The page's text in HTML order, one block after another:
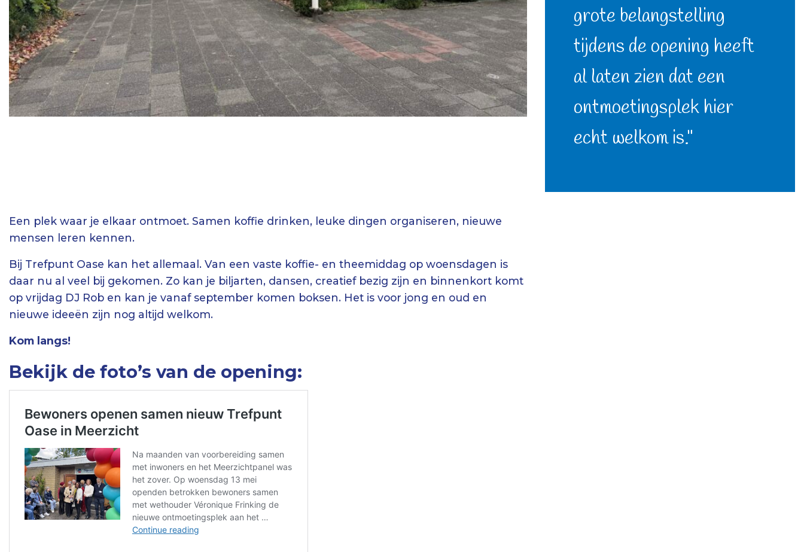
grote belangstelling
tijdens de opening heeft
al laten zien dat een
ontmoetingsplek hier
echt welkom is."
Een plek waar je elkaar ontmoet. Samen koffie drinken, leuke dingen organiseren, nieuwe
mensen leren kennen.
Bij Trefpunt Oase kan het allemaal. Van een vaste koffie- en theemiddag op woensdagen is
daar nu al veel bij gekomen. Zo kan je biljarten, dansen, creatief bezig zijn en binnenkort komt
op vrijdag DJ Rob en kan je vanaf september komen boksen. Het is voor jong en oud en
nieuwe ideeën zijn nog altijd welkom.
Kom langs!
Bekijk de foto’s van de opening: